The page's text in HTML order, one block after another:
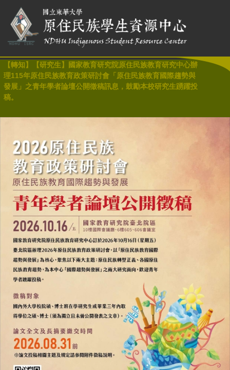
【轉知】【研究生】國家教育研究院原住民族教育研究中心辦
理115年原住民族教育政策研討會「原住民族教育國際趨勢與
發展」之青年學者論壇公開徵稿訊息，鼓勵本校研究生踴躍投
稿。